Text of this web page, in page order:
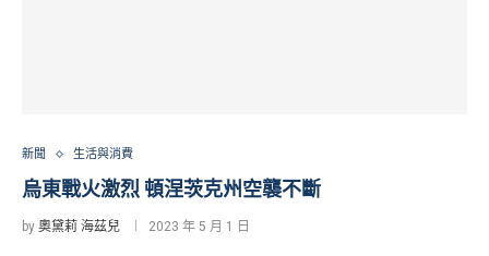
新聞 生活與消費
烏東戰火激烈 頓涅茨克州空襲不斷
by 奧黛莉 海茲兒 2023 年 5 月 1 日